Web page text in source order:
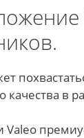
качества в
Valeo